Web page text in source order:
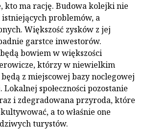
kto ma rację. Budowa kolejki nie
problemów, a
Większość zysków z jej
garstce inwestorów.
bowiem w większości
którzy w niewielkim
z miejscowej bazy noclegowej
społeczności pozostanie
i zdegradowana przyroda, które
a to właśnie one
turystów.